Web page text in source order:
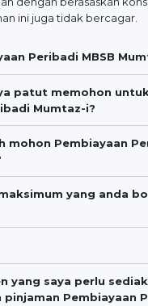
ini juga tidak bercagar.
Peribadi MBSB
patut memohon
Mumtaz-i?
mohon Pembiayaan
yang anda
yang saya perlu
Pembiayaan